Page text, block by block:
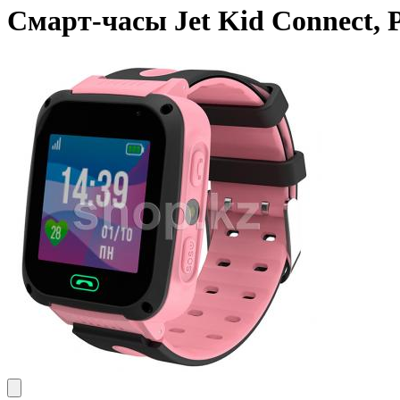
Смарт-часы Jet Kid Connect,